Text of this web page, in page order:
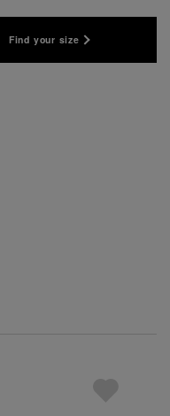
Find your size